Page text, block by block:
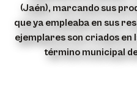
(Jaén), marcando sus
que ya empleaba en sus
ejemplares son criados en
término municipal